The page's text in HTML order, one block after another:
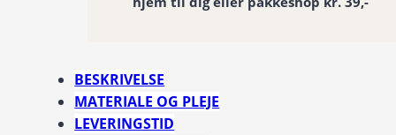
BESKRIVELSE
MATERIALE OG PLEJE
LEVERINGSTID